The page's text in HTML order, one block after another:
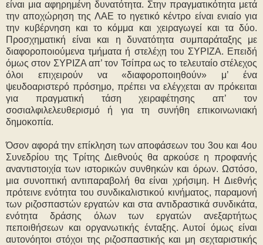
είναι μια αφηρημένη δυνατότητα. Στην πραγματικότητα μετά
την αποχώρηση της ΛΑΕ το ηγετικό κέντρο είναι ενιαίο για
την κυβέρνηση και το κόμμα και χειραγωγεί και τα δύο.
Προσχηματική είναι και η δυνατότητα συμπαράταξης με
διαφοροποιούμενα τμήματα ή στελέχη του ΣΥΡΙΖΑ. Επειδή
όμως στον ΣΥΡΙΖΑ απ’ τον Τσίπρα ως το τελευταίο στέλεχος
όλοι επιχειρούν να «διαφοροποιηθούν» μ’ ένα
ψευδοαριστερό πρόσημο, πρέπει να ελέγχεται αν πρόκειται
για πραγματική τάση χειραφέτησης απ’ τον
σοσιαλφιλελευθερισμό ή για τη συνήθη επικοινωνιακή
δημοκοπία.
Όσον αφορά την επίκληση των αποφάσεων του 3ου και 4ου
Συνεδρίου της Τρίτης Διεθνούς θα αρκούσε η προφανής
αναντιστοιχία των ιστορικών συνθηκών και όρων. Ωστόσο,
μια συνοπτική αντιπαραβολή θα είναι χρήσιμη. Η Διεθνής
πρότεινε ενότητα του συνδικαλιστικού κινήματος, παραμονή
των ριζοσπαστών εργατών και στα αντιδραστικά συνδικάτα,
ενότητα δράσης όλων των εργατών ανεξαρτήτως
πεποιθήσεων και οργανωτικής ένταξης. Αυτοί όμως είναι
αυτονόητοι στόχοι της ριζοσπαστικής και μη σεχταριστικής